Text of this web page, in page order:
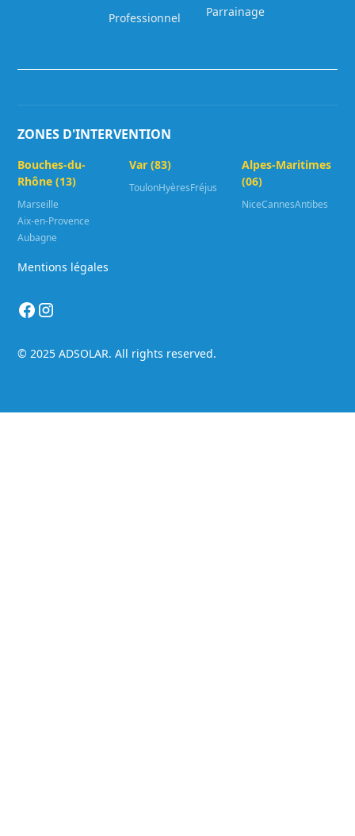
Professionnel
Parrainage
ZONES D'INTERVENTION
Bouches-du-
Rhône (13)
Marseille
Aix-en-Provence
Aubagne
Var (83)
ToulonHyèresFréjus
Alpes-Maritimes
(06)
NiceCannesAntibes
© 2025 ADSOLAR. All rights reserved.
Mentions légales